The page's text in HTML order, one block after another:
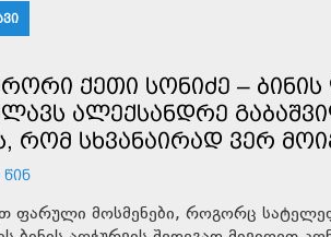
ᲥᲔᲗᲘ ᲡᲝᲜᲘᲫᲔ – ᲑᲘᲜᲘᲡ
ᲐᲚᲔᲥᲡᲐᲜᲓᲠᲔ
ᲠᲝᲛ ᲡᲮᲕᲐᲜᲐᲘᲠᲐᲓ ᲕᲔᲠ
ᲬᲘᲜ
ფარული მოსმენები, როგორც